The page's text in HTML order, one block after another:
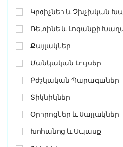
Կրծիչներ ԵՒ Չխչխկան
Ռետինե ԵՒ Լոգանքի
Քայլակներ
Մանկական Լույսեր
Բժշկական Պարագաներ
Տիկնիկներ
Օրորոցներ ԵՒ Սայլակներ
Խոհանոց ԵՒ Սպասք